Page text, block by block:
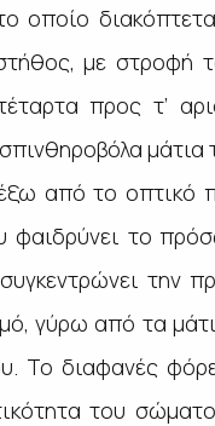
οποίο
με στροφή
προς τ’
από το οπτικό
φαιδρύνει το
την
γύρω από τα
Το διαφανές
του